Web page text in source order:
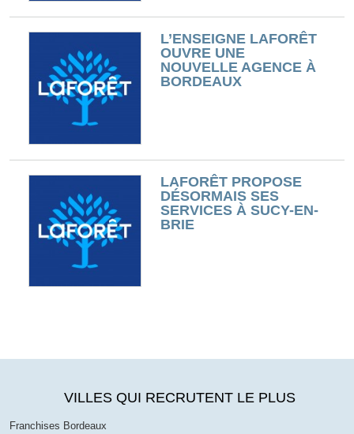
L’ENSEIGNE LAFORÊT
OUVRE UNE
NOUVELLE AGENCE À
BORDEAUX
LAFORÊT PROPOSE
DÉSORMAIS SES
SERVICES À SUCY-EN-
BRIE
VILLES QUI RECRUTENT LE PLUS
Franchises Bordeaux